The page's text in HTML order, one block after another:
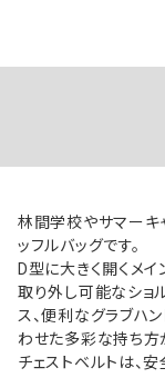
林間学校やサマーキ
ッフルバッグです。
D型に大きく開くメイ
取り外し可能なショ
ス、便利なグラブハ
わせた多彩な持ち方
チェストベルトは、